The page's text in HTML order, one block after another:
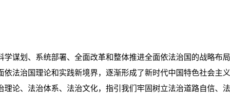
谋划、系统部署、全面改革和整体推进全面依法治国的战略布
依法治国理论和实践新境界，逐渐形成了新时代中国特色社会
论、法治体系、法治文化，指引我们牢固树立法治道路自信、